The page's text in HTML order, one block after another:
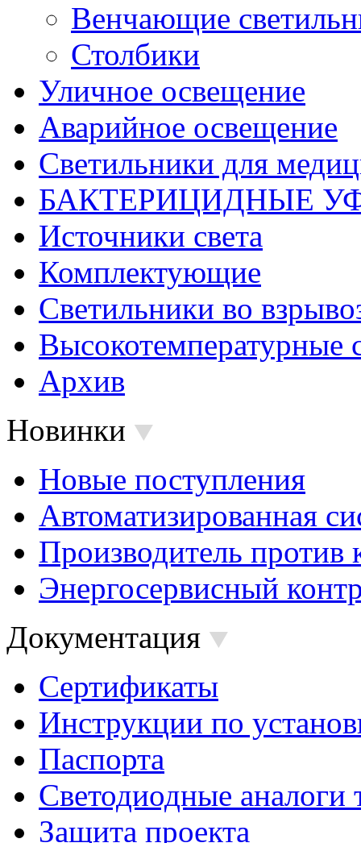
Венчающие
Столбики
Уличное освещение
Аварийное освещение
Светильники для
БАКТЕРИЦИДНЫЕ
Источники света
Комплектующие
Светильники во
Высокотемпературные
Архив
Новинки
Новые поступления
Автоматизированная
Производитель против
Энергосервисный
Документация
Сертификаты
Инструкции по
Паспорта
Светодиодные аналоги
Защита проекта